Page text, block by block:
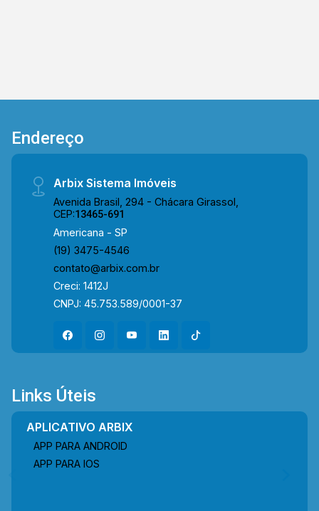
Endereço
Arbix Sistema Imóveis
Avenida Brasil, 294 - Chácara Girassol,
CEP:13465-691
Americana - SP
(19) 3475-4546
contato@arbix.com.br
Creci: 1412J
CNPJ: 45.753.589/0001-37
Links Úteis
APLICATIVO ARBIX
APP PARA ANDROID
APP PARA IOS